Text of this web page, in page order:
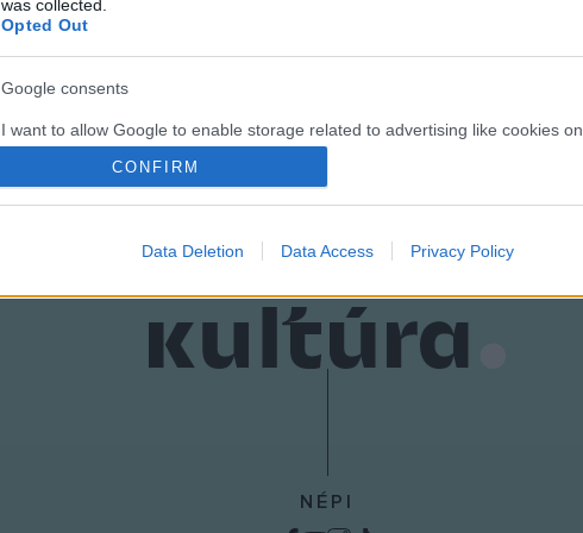
was collected.
Opted Out
Google consents
I want to allow Google to enable storage related to advertising like cookies on
I want to allow my user data to be sent to Google for online advertising
I want to allow Google to enable storage related to analytics like cookies on
web or device identifiers in apps.
I want to allow Google to enable storage related to personalization.
CONFIRM
Data Deletion Data Access Privacy Policy
NÉPI